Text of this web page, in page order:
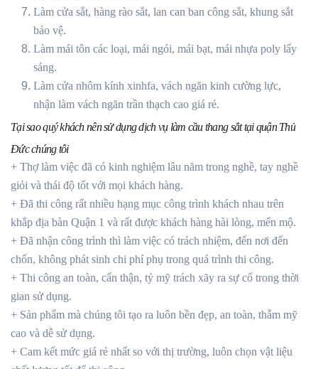
Làm cửa sắt, hàng rào sắt, lan can ban công sắt, khung sắt
bảo vệ.
Làm mái tôn các loại, mái ngói, mái bạt, mái nhựa poly lấy
sáng.
Làm cửa nhôm kính xinhfa, vách ngăn kinh cường lực,
nhận làm vách ngăn trần thạch cao giá rẻ.
Tại sao quý khách nên sử dụng dịch vụ làm cầu thang sắt tại quận Thủ
Đức chúng tôi
+ Thợ làm việc đã có kinh nghiệm lâu năm trong nghề, tay nghề
giỏi và thái độ tốt với mọi khách hàng.
+ Đã thi công rất nhiều hạng mục công trình khách nhau trên
khắp địa bàn Quận 1 và rất được khách hàng hài lòng, mến mộ.
+ Đã nhận công trình thì làm việc có trách nhiệm, đến nơi đến
chốn, không phát sinh chi phí phụ trong quá trình thi công.
+ Thi công an toàn, cẩn thận, tỷ mỹ trách xãy ra sự cố trong thời
gian sử dụng.
+ Sản phẩm mà chúng tôi tạo ra luôn bền đẹp, an toàn, thẫm mỹ
cao và dễ sử dụng.
+ Cam kết mức giá rẻ nhất so với thị trường, luôn chọn vật liệu